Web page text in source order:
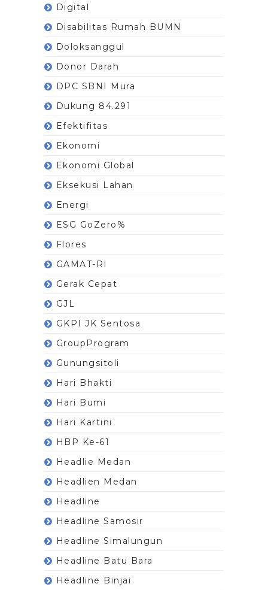
Digital
Disabilitas Rumah BUMN
Doloksanggul
Donor Darah
DPC SBNI Mura
Dukung 84.291
Efektifitas
Ekonomi
Ekonomi Global
Eksekusi Lahan
Energi
ESG GoZero%
Flores
GAMAT-RI
Gerak Cepat
GJL
GKPI JK Sentosa
GroupProgram
Gunungsitoli
Hari Bhakti
Hari Bumi
Hari Kartini
HBP Ke-61
Headlie Medan
Headlien Medan
Headline
Headline Samosir
Headline Simalungun
Headline Batu Bara
Headline Binjai